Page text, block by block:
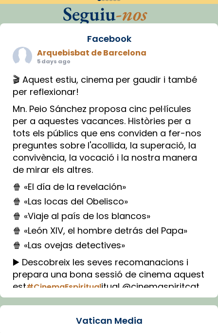
Seguiu-nos
Facebook
Arquebisbat de Barcelona
5 days ago
🎬 Aquest estiu, cinema per gaudir i també
per reflexionar!
Mn. Peio Sánchez proposa cinc pel·lícules
per a aquestes vacances. Històries per a
tots els públics que ens conviden a fer-nos
preguntes sobre l'acollida, la superació, la
convivència, la vocació i la nostra manera
de mirar els altres.
🍿 «El día de la revelación»
🍿 «Las locas del Obelisco»
🍿 «Viaje al país de los blancos»
🍿 «León XIV, el hombre detrás del Papa»
🍿 «Las ovejas detectives»
▶️ Descobreix les seves recomanacions i
prepara una bona sessió de cinema aquest
est#CinemaEspiritualitual @cinemaspiritcat
Imatge: Generada amb IA (OpenAI)
Vatican Media